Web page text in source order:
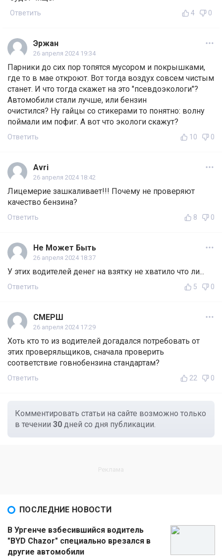
Ответить 4 0
Эржан
26 апреля 2024 19:34
Парники до сих пор топятся мусором и покрышками,
где то в мае откроют. Вот тогда воздух совсем чистым
станет. И что тогда скажет на это "псевдоэкологи"?
Автомобили стали лучше, или бензин
очистился? Ну гайцы со стикерами то понятно: волну
поймали им пофиг. А вот что экологи скажут?
Ответить 10 0
Avri
26 апреля 2024 18:42
Лицемерие зашкаливает!!! Почему не проверяют
качество бензина?
Ответить 8 0
Не Может Быть
26 апреля 2024 18:37
У этих водителей денег на взятку не хватило что ли...
Ответить 5 0
СМЕРШ
26 апреля 2024 17:29
Хоть кто то из водителей догадался потребовать от
этих проверяльщиков, сначала проверить
соответствие говнобензина стандартам?
Ответить 22 0
Комментировать статьи на сайте возможно только
в течении 30 дней со дня публикации.
ПОСЛЕДНИЕ НОВОСТИ
В Ургенче взбесившийся водитель
"BYD Chazor" специально врезался в
другие автомобили